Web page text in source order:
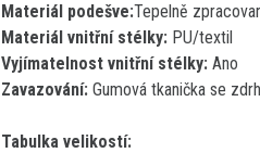
Materiál podešve:Tepelně
Materiál vnitřní stélky: PU/textil
Vyjímatelnost vnitřní stélky: Ano
Zavazování: Gumová tkanička se
Tabulka velikostí: